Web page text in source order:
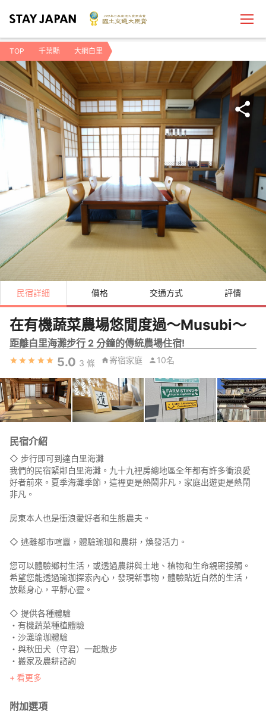
TOP 千葉縣 大網白里
民宿詳細 價格 交通方式 評價
在有機蔬菜農場悠閒度過～Musubi～
距離白里海灘步行 2 分鐘的傳統農場住宿!
5.0 3 條 寄宿家庭 10名
民宿介紹
◇ 步行即可到達白里海灘
我們的民宿緊鄰白里海灘。九十九裡房總地區全年都有許多衝浪愛
好者前來。夏季海灘季節，這裡更是熱鬧非凡，家庭出遊更是熱鬧
非凡。
房東本人也是衝浪愛好者和生態農夫。
◇ 逃離都市喧囂，體驗瑜珈和農耕，煥發活力。
您可以體驗鄉村生活，或透過農耕與土地、植物和生命親密接觸。
希望您能透過瑜珈探索內心，發現新事物，體驗貼近自然的生活，
放鬆身心，平靜心靈。
◇ 提供各種體驗
・有機蔬菜種植體驗
・沙灘瑜珈體驗
・與秋田犬（守君）一起散步
・搬家及農耕諮詢
●關於房東
日的工作讓我們身心俱疲，於是我們想…
看更多
附加選項